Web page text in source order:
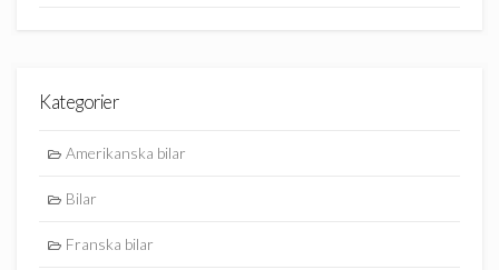
Kategorier
Amerikanska bilar
Bilar
Franska bilar